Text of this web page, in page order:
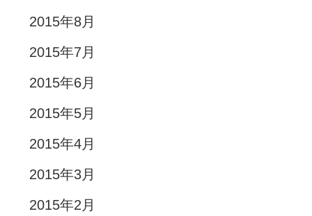
2015年8月
2015年7月
2015年6月
2015年5月
2015年4月
2015年3月
2015年2月